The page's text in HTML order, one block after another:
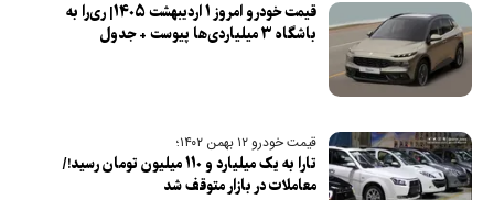
قیمت خودرو امروز ۱ اردیبهشت ۱۴۰۵| ری‌را به
باشگاه ۳ میلیاردی‌ها پیوست + جدول
قیمت خودرو ۱۲ بهمن ۱۴۰۲؛
تارا به یک میلیارد و ۱۱۰ میلیون تومان رسید!/
معاملات در بازار متوقف شد